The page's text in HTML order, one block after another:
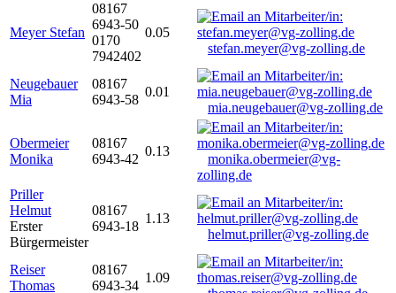
Meyer Stefan
08167
6943-50
0170
7942402
0.05
stefan.meyer@vg-zolling.de
Neugebauer
Mia
08167
6943-58
0.01
mia.neugebauer@vg-zolling.de
Obermeier
Monika
08167
6943-42
0.13
monika.obermeier@vg-
zolling.de
Priller
Helmut
Erster
Bürgermeister
08167
6943-18
1.13
helmut.priller@vg-zolling.de
Reiser
Thomas
08167
6943-34
1.09